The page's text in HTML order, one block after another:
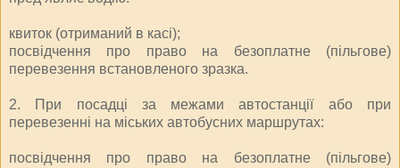
квиток (отриманий в касі);
посвідчення про право на безоплатне (пільгове)
перевезення встановленого зразка.
2. При посадці за межами автостанції або при
перевезенні на міських автобусних маршрутах:
посвідчення про право на безоплатне (пільгове)